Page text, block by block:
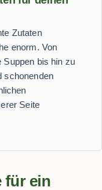
Zutaten
enorm. Von
Suppen bis hin zu
schonenden
Seite
für ein